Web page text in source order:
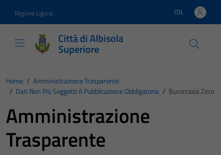
Regione Liguria Lingua attiva:
ITA
Città di Albisola
Superiore
Home / Amministrazione Trasparente
/ Dati Non Più Soggetti A Pubblicazione Obbligatoria / Burocrazia Zero
Amministrazione
Trasparente